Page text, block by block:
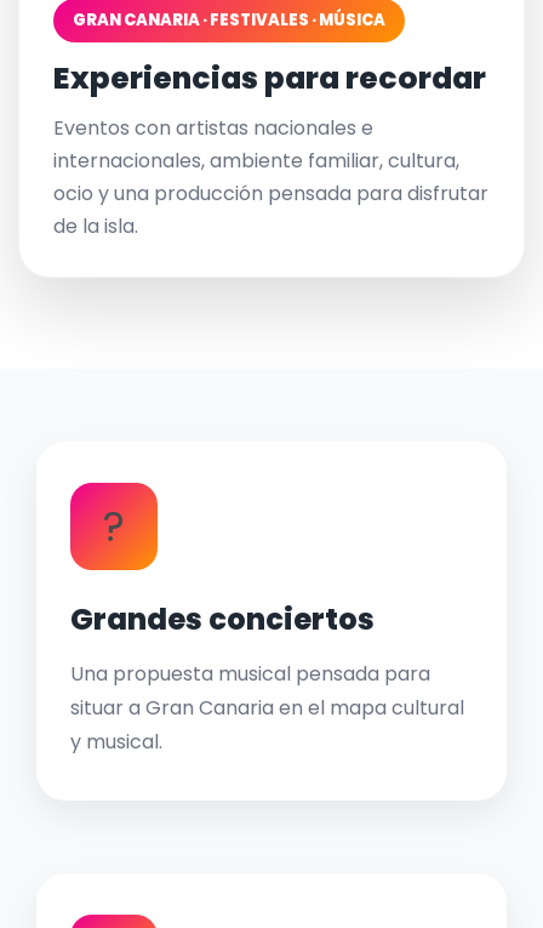
GRAN CANARIA · FESTIVALES · MÚSICA
Experiencias para recordar
Eventos con artistas nacionales e
internacionales, ambiente familiar, cultura,
ocio y una producción pensada para disfrutar
de la isla.
?
Grandes conciertos
Una propuesta musical pensada para
situar a Gran Canaria en el mapa cultural
y musical.